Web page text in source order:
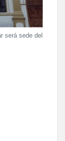
será sede del